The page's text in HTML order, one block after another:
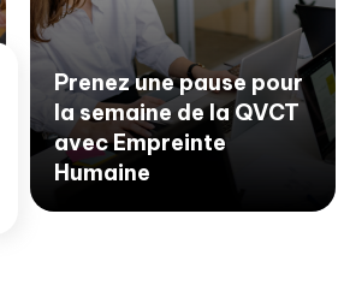
Prenez une pause pour
la semaine de la QVCT
avec Empreinte
Humaine